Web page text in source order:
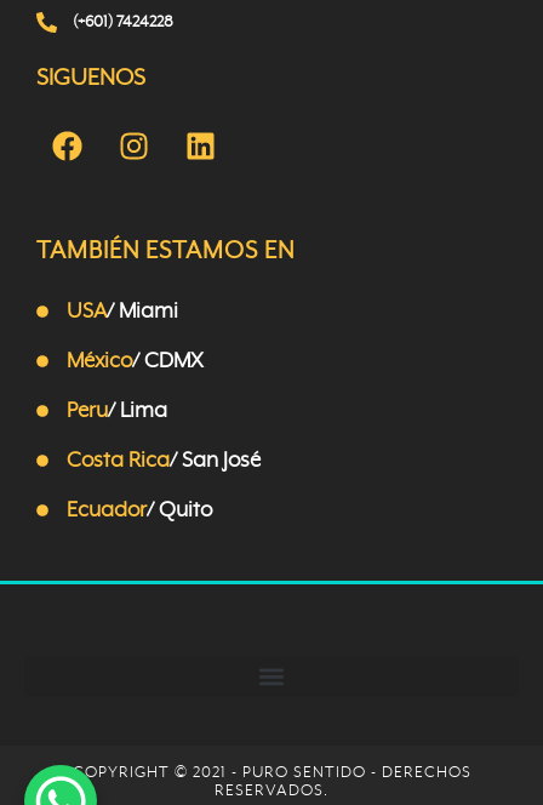
(+601) 7424228
SIGUENOS
TAMBIÉN ESTAMOS EN
USA/ Miami
México/ CDMX
Peru/ Lima
Costa Rica/ San José
Ecuador/ Quito
COPYRIGHT © 2021 - PURO SENTIDO - DERECHOS
RESERVADOS.